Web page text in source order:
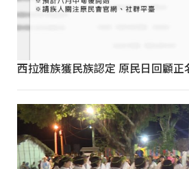
西拉雅族獲民族認定 原民日回顧正